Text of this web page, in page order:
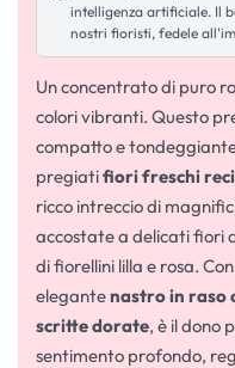
intelligenza artificiale. Il
nostri fioristi, fedele
Un concentrato di puro
colori vibranti. Questo
compatto e
pregiatifiori freschi
ricco intreccio di
accostate a delicati fiori
di fiorellini lilla e rosa.
elegantenastro in raso
scritte dorate, è il dono
sentimento profondo,